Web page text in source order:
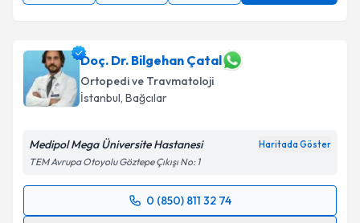
Doç. Dr. Bilgehan Çatal
Ortopedi ve Travmatoloji
İstanbul, Bağcılar
Medipol Mega Üniversite Hastanesi Haritada Göster
TEM Avrupa Otoyolu Göztepe Çıkışı No: 1
0 (850) 811 32 74
Randevu Takvimi Talebi